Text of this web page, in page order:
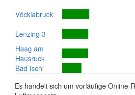
Vöcklabruck
Lenzing 3
Haag am
Hausruck
Bad Ischl
Es handelt sich um vorläufige Online-